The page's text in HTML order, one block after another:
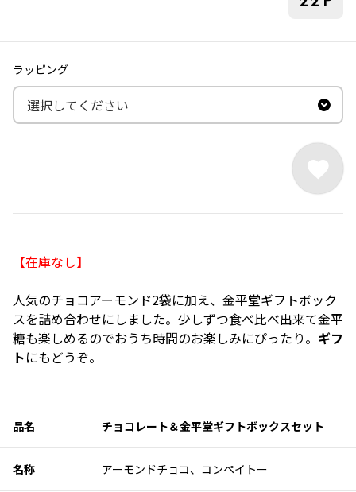
ラッピング
【在庫なし】
人気のチョコアーモンド2袋に加え、金平堂ギフトボック
スを詰め合わせにしました。少しずつ食べ比べ出来て金平
糖も楽しめるのでおうち時間のお楽しみにぴったり。 ギフ
トにもどうぞ。
品名 チョコレート＆金平堂ギフトボックスセット
名称 アーモンドチョコ、コンペイトー